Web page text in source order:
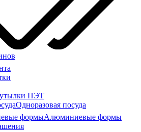
ПЭТ
Одноразовая посуда
Алюминиевые формы